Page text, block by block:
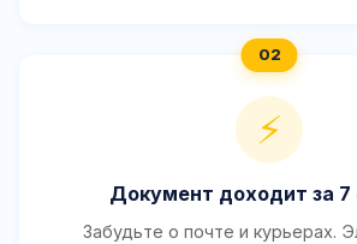
⚡
Документ доходит за 7
Забудьте о почте и курьерах.